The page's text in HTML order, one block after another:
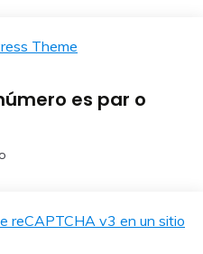
es par o